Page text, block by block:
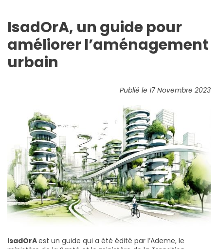
IsadOrA, un guide pour
améliorer l’aménagement
urbain
Publié le 17 Novembre 2023
IsadOrAest un guide qui a été édité par l’Ademe, le